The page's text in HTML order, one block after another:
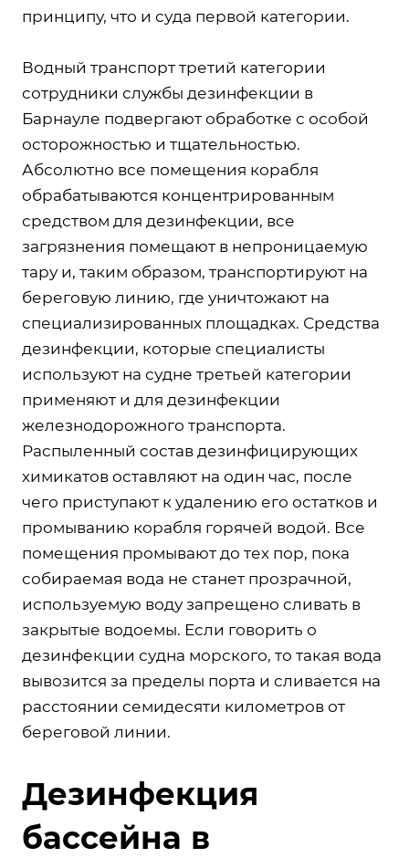
принципу, что и суда первой категории.
Водный транспорт третий категории
сотрудники службы дезинфекции в
Барнауле подвергают обработке с особой
осторожностью и тщательностью.
Абсолютно все помещения корабля
обрабатываются концентрированным
средством для дезинфекции, все
загрязнения помещают в непроницаемую
тару и, таким образом, транспортируют на
береговую линию, где уничтожают на
специализированных площадках. Средства
дезинфекции, которые специалисты
используют на судне третьей категории
применяют и для дезинфекции
железнодорожного транспорта.
Распыленный состав дезинфицирующих
химикатов оставляют на один час, после
чего приступают к удалению его остатков и
промыванию корабля горячей водой. Все
помещения промывают до тех пор, пока
собираемая вода не станет прозрачной,
используемую воду запрещено сливать в
закрытые водоемы. Если говорить о
дезинфекции судна морского, то такая вода
вывозится за пределы порта и сливается на
расстоянии семидесяти километров от
береговой линии.
Дезинфекция
бассейна в